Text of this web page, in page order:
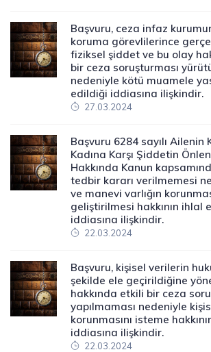
Başvuru, ceza infaz
koruma görevlilerince
fiziksel şiddet ve bu olay
bir ceza soruşturması
nedeniyle kötü muamele
edildiği iddiasına ilişkindir.
27.03.2024
Başvuru 6284 sayılı Ailenin
Kadına Karşı Şiddetin
Hakkında Kanun
tedbir kararı verilmemesi
ve manevi varlığın
geliştirilmesi hakkının ihlal
iddiasına ilişkindir.
22.03.2024
Başvuru, kişisel verilerin
şekilde ele geçirildiğine
hakkında etkili bir ceza
yapılmaması nedeniyle
korunmasını isteme
iddiasına ilişkindir.
22.03.2024